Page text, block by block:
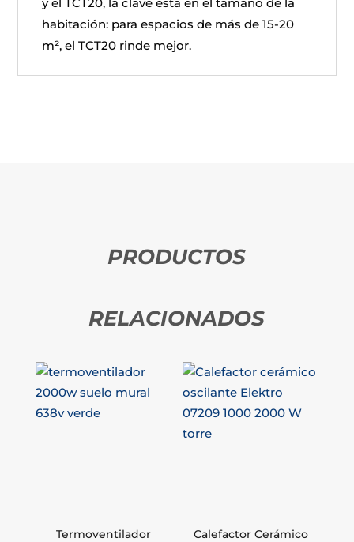
habitación: para espacios de más de 15-20
m², el TCT20 rinde mejor.
PRODUCTOS
RELACIONADOS
Termoventilador
Calefactor Cerámico